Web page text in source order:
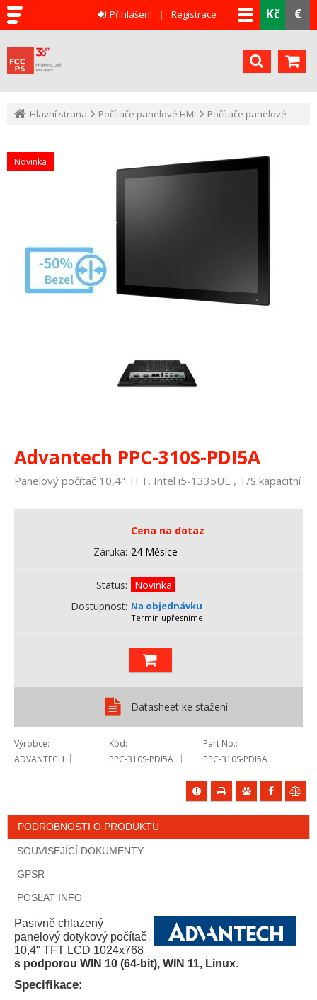
Kč €
Přihlášení Registrace
Hlavní strana Počítače panelové HMI Počítače panelové
Novinka
Advantech PPC-310S-PDI5A
Panelový počítač 10,4" TFT, Intel i5-1335UE , T/S kapacitní
Cena na dotaz
Záruka 24 Měsíce
Status
Novinka
Dostupnost Na objednávku
Termín upřesníme
Datasheet ke stažení
Výrobce
ADVANTECH
Kód
PPC-310S-PDI5A
Part No.
PPC-310S-PDI5A
PODROBNOSTI O PRODUKTU
SOUVISEJÍCÍ DOKUMENTY
GPSR
POSLAT INFO
Pasivně chlazený
panelový dotykový počítač
10,4" TFT LCD 1024x768
s podporou WIN 10 (64-bit), WIN 11, Linux.
Specifikace: